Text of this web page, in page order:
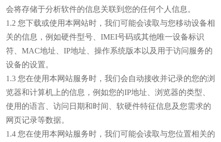
会将存储于分析软件的信息关联到您的任何个人信息。
1.2 您下载或使用本网站时，我们可能会读取与您移动设备相
关的信息，例如硬件型号、IMEI号码或其他唯一设备标识
符、MAC地址、IP地址、操作系统版本以及用于访问服务的
设备的设置。
1.3 您在使用本网站服务时，我们会自动接收并记录的您的浏
览器和计算机上的信息，例如您的IP地址、浏览器的类型、
使用的语言、访问日期和时间、软硬件特征信息及您需求的
网页记录等数据。
1.4 您在使用本网站服务时，我们可能会读取与您位置相关的